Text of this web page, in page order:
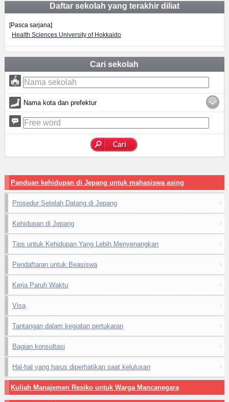
Daftar sekolah yang terakhir diliat
[Pasca sarjana]
Health Sciences University of Hokkaido
Cari sekolah
Nama kota dan prefektur
Panduan kehidupan di Jepang untuk mahasiswa asing
Prosedur Setelah Datang di Jepang
Kehidupan di Jepang
Tips untuk Kehidupan Yang Lebih Menyenangkan
Pendaftaran untuk Beasiswa
Kerja Paruh Waktu
Visa
Tantangan dalam kegiatan pertukaran
Bagian konsultasi
Hal-hal yang harus diperhatikan saat kelulusan
Kuliah Manajemen Resiko untuk Warga Mancanegara